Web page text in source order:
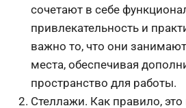
сочетают в себе
привлекательность и
важно то, что они
места, обеспечивая
пространство для работы.
Стеллажи. Как правило,